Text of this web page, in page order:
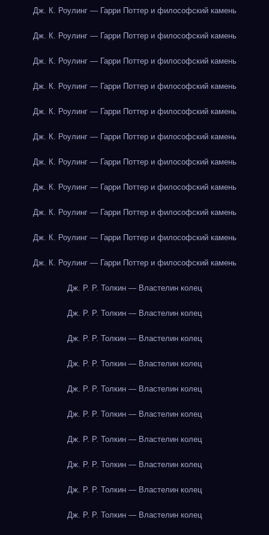
Дж. К. Роулинг — Гарри Поттер и философский камень
Дж. К. Роулинг — Гарри Поттер и философский камень
Дж. К. Роулинг — Гарри Поттер и философский камень
Дж. К. Роулинг — Гарри Поттер и философский камень
Дж. К. Роулинг — Гарри Поттер и философский камень
Дж. К. Роулинг — Гарри Поттер и философский камень
Дж. К. Роулинг — Гарри Поттер и философский камень
Дж. К. Роулинг — Гарри Поттер и философский камень
Дж. К. Роулинг — Гарри Поттер и философский камень
Дж. К. Роулинг — Гарри Поттер и философский камень
Дж. К. Роулинг — Гарри Поттер и философский камень
Дж. Р. Р. Толкин — Властелин колец
Дж. Р. Р. Толкин — Властелин колец
Дж. Р. Р. Толкин — Властелин колец
Дж. Р. Р. Толкин — Властелин колец
Дж. Р. Р. Толкин — Властелин колец
Дж. Р. Р. Толкин — Властелин колец
Дж. Р. Р. Толкин — Властелин колец
Дж. Р. Р. Толкин — Властелин колец
Дж. Р. Р. Толкин — Властелин колец
Дж. Р. Р. Толкин — Властелин колец